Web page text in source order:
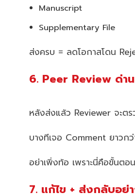
Manuscript
Supplementary File
ส่งครบ = ลดโอกาสโดน
6. Peer Review ด่
หลังส่งแล้ว Reviewer จะตร
บางทีเจอ Comment ยาวก
อย่าเพิ่งท้อ เพราะนี่คือขั้นตอ
7. แก้ไข + ส่งกลับอย่